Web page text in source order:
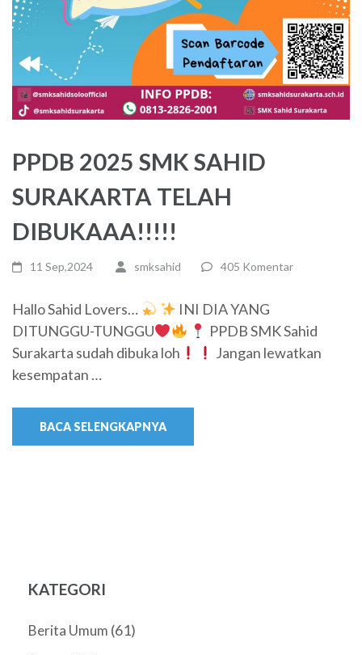
PPDB 2025 SMK SAHID
SURAKARTA TELAH
DIBUKAAA!!!!!
11 Sep,2024 smksahid 405 Komentar
Hallo Sahid Lovers…
INI DIA YANG
DITUNGGU-TUNGGU
PPDB SMK Sahid
Surakarta sudah dibuka loh
Jangan lewatkan
kesempatan …
BACA SELENGKAPNYA
KATEGORI
Berita Umum (61)